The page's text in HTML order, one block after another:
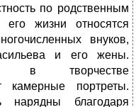
по родственным
жизни относятся
внуков,
и его жены.
в творчестве
камерные портреты.
нарядны благодаря